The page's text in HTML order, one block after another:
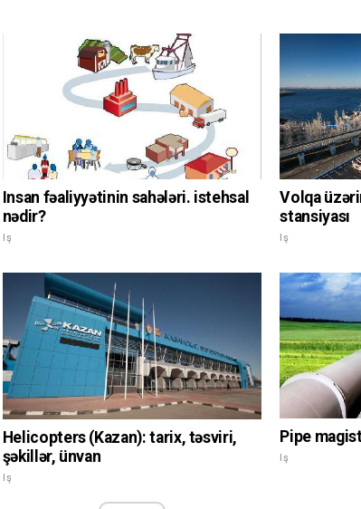
Insan fəaliyyətinin sahələri. istehsal
nədir?
Iş
Volqa
stansiyası
Iş
Helicopters (Kazan): tarix, təsviri,
şəkillər, ünvan
Iş
Pipe
Iş